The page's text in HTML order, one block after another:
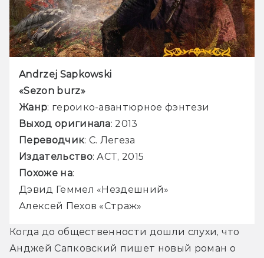
Andrzej Sapkowski
«Sezon burz»
Жанр: героико-авантюрное фэнтези
Выход оригинала: 2013
Переводчик: С. Легеза
Издательство: АСТ, 2015
Похоже на:
Дэвид Геммел «Нездешний»
Алексей Пехов «Страж»
Когда до общественности дошли слухи, что
Анджей Сапковский пишет новый роман о